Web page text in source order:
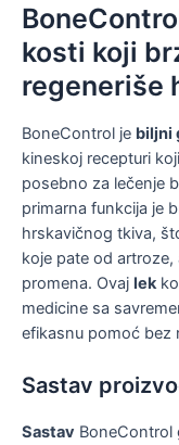
kosti koji
regeneriše
BoneControl je biljni
kineskoj recepturi
posebno za lečenje
primarna funkcija je
hrskavičnog tkiva,
koje pate od
promena. Ovaj lek
medicine sa
efikasnu pomoć bez
Sastav
Sastav BoneControl